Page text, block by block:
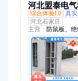
河北盟泰电
综合体验L0 真
河北石家庄
主营： 防鼠板、
具柜、安全帽存
软铜线、铝合金
带、安全帽、伸
钢挡鼠板、绝缘
缘脚手架